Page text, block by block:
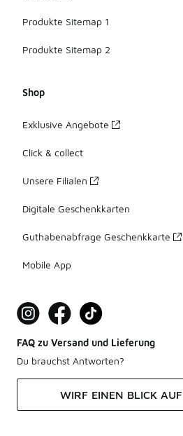
Produkte Sitemap 1
Produkte Sitemap 2
Shop
Exklusive Angebote
Click & collect
Unsere Filialen
Digitale Geschenkkarten
Guthabenabfrage Geschenkkarte
Mobile App
FAQ zu Versand und Lieferung
Du brauchst Antworten?
WIRF EINEN BLICK